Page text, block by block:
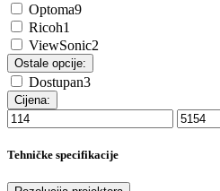
Optoma9
Ricoh1
ViewSonic2
Ostale opcije:
Dostupan3
Cijena:
Tehničke specifikacije